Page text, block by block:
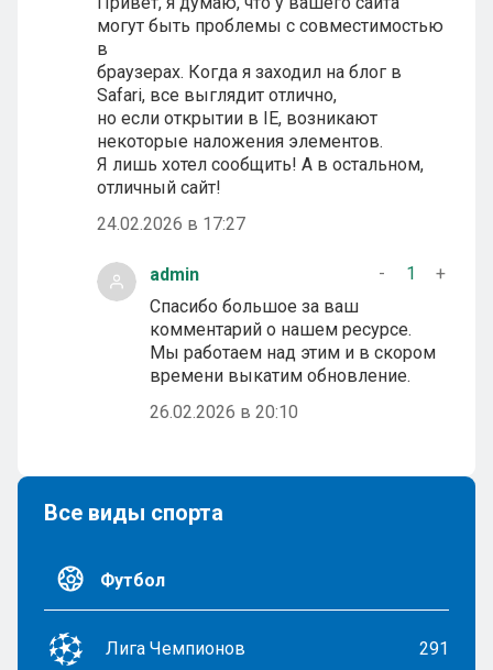
могут быть проблемы с совместимостью
в
браузерах. Когда я заходил на блог в
Safari, все выглядит отлично,
но если открытии в IE, возникают
некоторые наложения элементов.
Я лишь хотел сообщить! А в остальном,
отличный сайт!
24.02.2026 в 17:27
admin - 1
+
Спасибо большое за ваш
комментарий о нашем ресурсе.
Мы работаем над этим и в скором
времени выкатим обновление.
26.02.2026 в 20:10
Все виды спорта
Футбол
Лига Чемпионов 291